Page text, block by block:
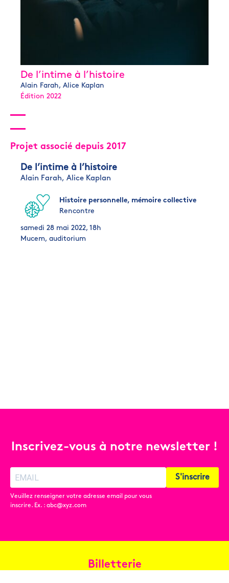
De l’intime à l’histoire
Alain Farah, Alice Kaplan
Édition 2022
Projet associé depuis 2017
De l’intime à l’histoire
Alain Farah, Alice Kaplan
Histoire personnelle, mémoire collective
Rencontre
samedi 28 mai 2022, 18h
Mucem, auditorium
Inscrivez-vous à notre newsletter !
Veuillez renseigner votre adresse email pour vous
inscrire. Ex. : abc@xyz.com
S'inscrire
Billetterie